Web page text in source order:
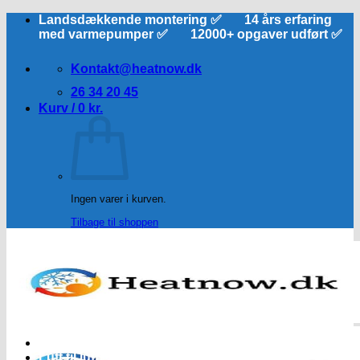
FortsætLandsdækkende montering ✅ 14 års erfaring
med varmepumper ✅ 12000+ opgaver udført ✅
Kontakt@heatnow.dk
26 34 20 45
Kurv / 0 kr.
Ingen varer i kurven.
Tilbage til shoppen
Luft til luft